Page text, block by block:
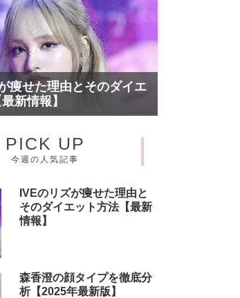
痩せた理由とそのダイエ
新情報】
PICK UP
今週の人気記事
IVEのリズが痩せた理由と
そのダイエット方法【最新
情報】
森香澄の顔タイプを徹底分
析【2025年最新版】